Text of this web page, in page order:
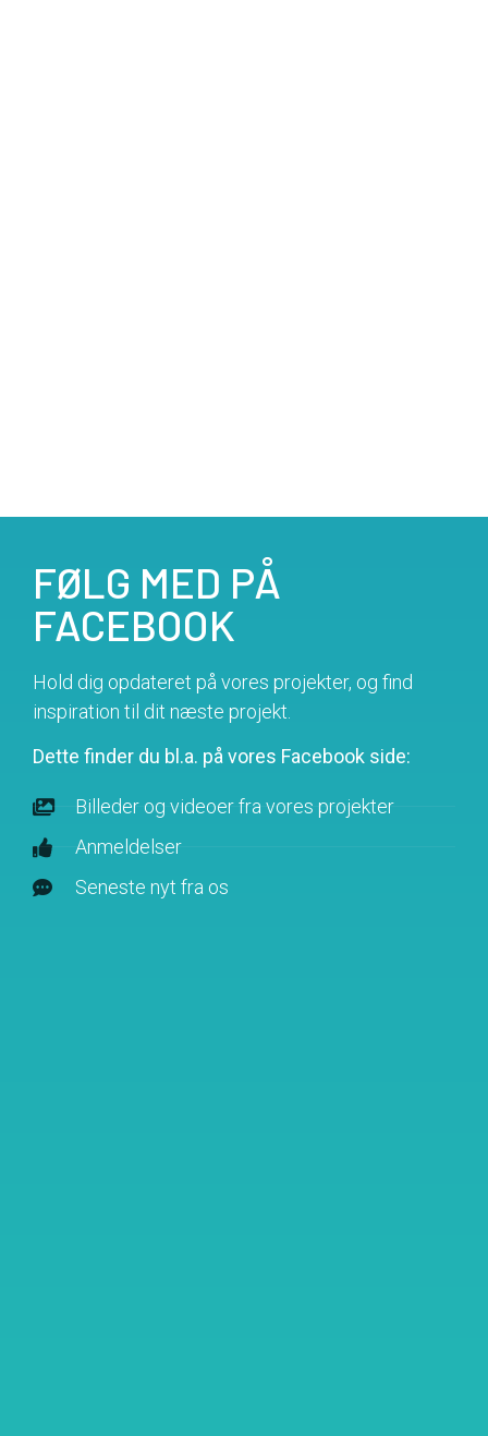
FØLG MED PÅ
FACEBOOK
Hold dig opdateret på vores projekter, og find
inspiration til dit næste projekt.
Dette finder du bl.a. på vores Facebook side:
Billeder og videoer fra vores projekter
Anmeldelser
Seneste nyt fra os